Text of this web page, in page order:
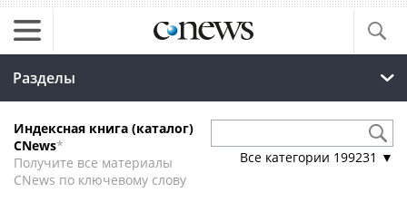
Разделы
Индексная книга (каталог)
CNews*
Получите все материалы
CNews по ключевому слову
Все категории 199231 ▼